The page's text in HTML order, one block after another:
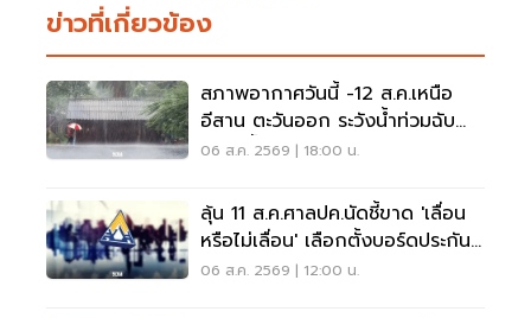
ข่าวที่เกี่ยวข้อง
สภาพอากาศวันนี้ -12 ส.ค.เหนือ
อีสาน ตะวันออก ระวังน้ำท่วมฉับ
พลัน น้ำป่าไหลหลาก
06 ส.ค. 2569 | 18:00 น.
ลุ้น 11 ส.ค.ศาลปค.นัดชี้ขาด 'เลื่อน
หรือไม่เลื่อน' เลือกตั้งบอร์ดประกัน
สังคม
06 ส.ค. 2569 | 12:00 น.